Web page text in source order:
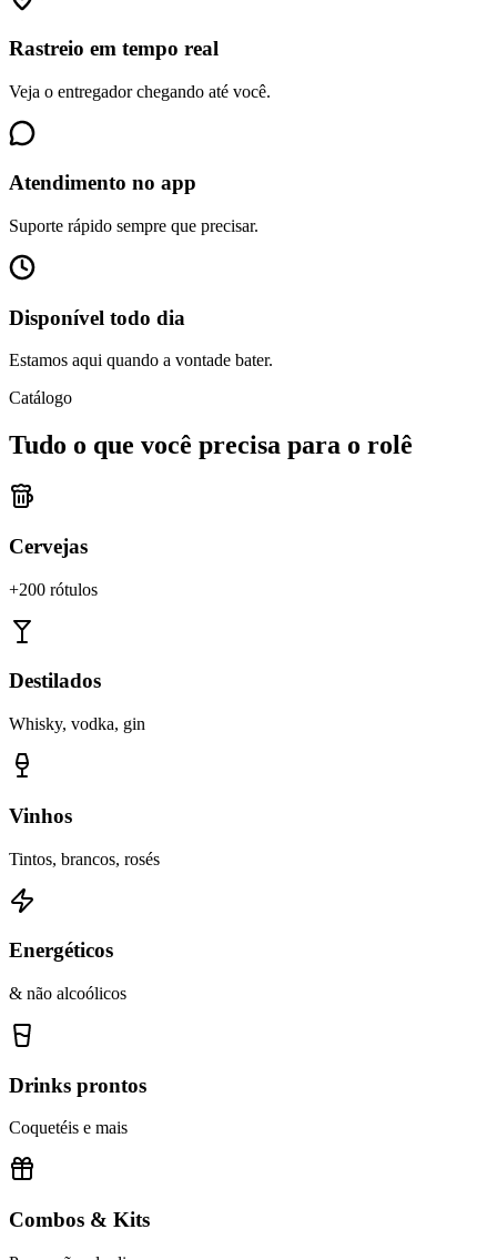
Rastreio em tempo real
Veja o entregador chegando até você.
Atendimento no app
Suporte rápido sempre que precisar.
Disponível todo dia
Estamos aqui quando a vontade bater.
Catálogo
Tudo o que você precisa para o rolê
Cervejas
+200 rótulos
Destilados
Whisky, vodka, gin
Vinhos
Tintos, brancos, rosés
Energéticos
& não alcoólicos
Drinks prontos
Coquetéis e mais
Combos & Kits